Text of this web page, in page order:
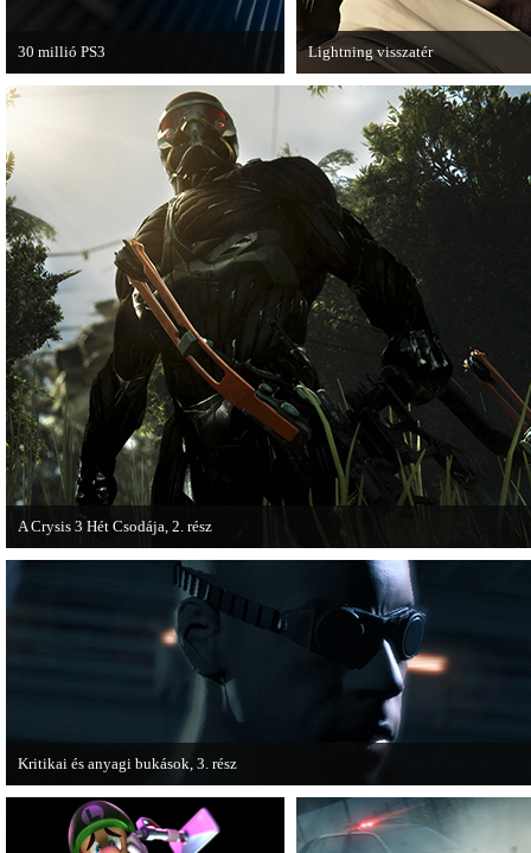
Lightning visszatér
Megjött a Lightning Returns:
Fantasy XIII című játék első
30 millió PS3
A PAL régióban a PS3 átlépte a 30
milliós eladott darabszámot.
A Crysis 3 Hét Csodája, 2. rész
Megjelent a Crysis 3 videosorozat második része, amely a The Hunt címet
Kritikai és anyagi bukások, 3. rész
A PC Guru "Kritikai és anyagi bukások" című cikksorozatának utolsó részét
olvashatjuk.